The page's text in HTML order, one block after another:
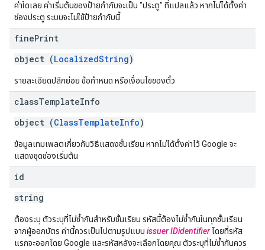
ค่าใดเลย ค่าเริ่มต้นของป้ายกำกับจะเป็น "ประตู" ที่แปลแล้ว หากไม่ได้ตั้งค่า
ช่องประตู ระบบจะไม่ใช้ป้ายกำกับนี้
finePrint
object (LocalizedString)
รายละเอียดปลีกย่อย ข้อกำหนด หรือเงื่อนไขของตั๋ว
classTemplateInfo
object (ClassTemplateInfo)
ข้อมูลเทมเพลตเกี่ยวกับวิธีแสดงชั้นเรียน หากไม่ได้ตั้งค่าไว้ Google จะ
แสดงชุดช่องเริ่มต้น
id
string
ต้องระบุ ตัวระบุที่ไม่ซ้ำกันสำหรับชั้นเรียน รหัสนี้ต้องไม่ซ้ำกันในทุกชั้นเรียน
จากผู้ออกบัตร ค่านี้ควรเป็นไปตามรูปแบบ issuer IDidentifier โดยที่รหัส
แรกจะออกโดย Google และรหัสหลังจะเลือกโดยคุณ ตัวระบุที่ไม่ซ้ำกันควร